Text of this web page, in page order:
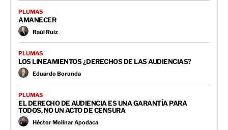
PLUMAS
AMANECER
Raúl Ruiz
PLUMAS
LOS LINEAMIENTOS ¿DERECHOS DE LAS AUDIENCIAS?
Eduardo Borunda
PLUMAS
EL DERECHO DE AUDIENCIA ES UNA GARANTÍA PARA
TODOS, NO UN ACTO DE CENSURA
Héctor Molinar Apodaca